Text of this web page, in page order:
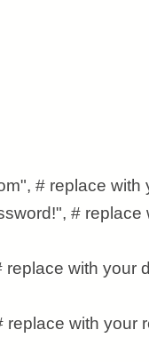
", # replace with
# replace
with your
with your